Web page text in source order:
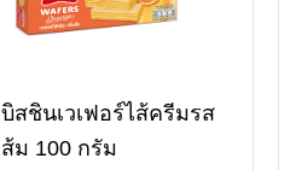
บิสชินเวเฟอร์ไส้ครีมรส
ส้ม 100 กรัม